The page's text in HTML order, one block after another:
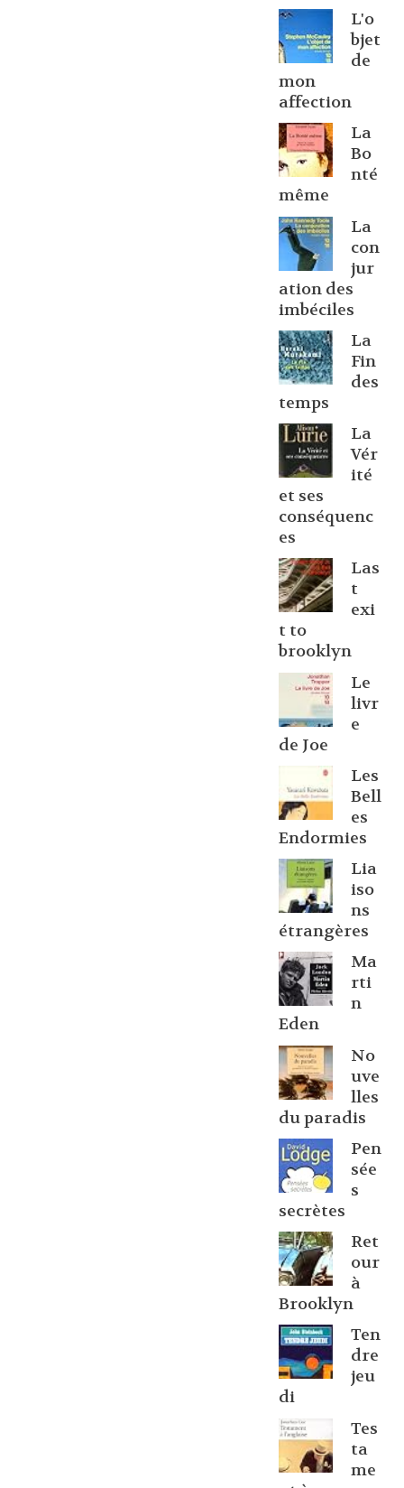
L'o
bjet
de
mon
affection
La
Bo
nté
même
La
con
jur
ation des
imbéciles
La
Fin
des
temps
La
Vér
ité
et ses
conséquenc
es
Las
t
exi
t to
brooklyn
Le
livr
e
de Joe
Les
Bell
es
Endormies
Lia
iso
ns
étrangères
Ma
rti
n
Eden
No
uve
lles
du paradis
Pen
sée
s
secrètes
Ret
our
à
Brooklyn
Ten
dre
jeu
di
Tes
ta
me